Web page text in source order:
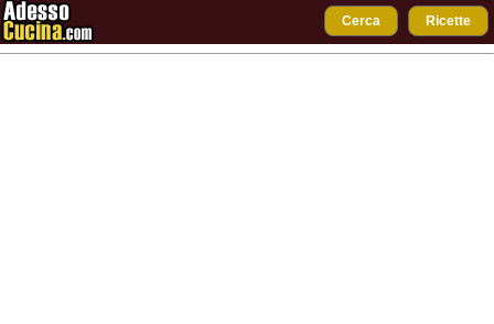
Cerca Ricette